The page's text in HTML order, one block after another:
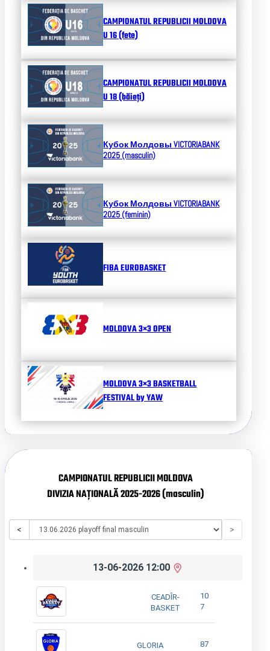
CAMPIONATUL REPUBLICII MOLDOVA
U 16 (fete)
CAMPIONATUL REPUBLICII MOLDOVA
U 18 (băieți)
Кубок МолдовыVICTORIABANK
2025 (masculin)
Кубок МолдовыVICTORIABANK
2025 (feminin)
FIBA EUROBASKET
MOLDOVA 3×3 OPEN
MOLDOVA 3×3 BASKETBALL
FESTIVAL by YAW
CAMPIONATUL REPUBLICII MOLDOVA
DIVIZIA NAȚIONALĂ 2025-2026 (masculin)
< >
13-06-2026 12:00
CEADÎR-
BASKET
10
7
GLORIA 87